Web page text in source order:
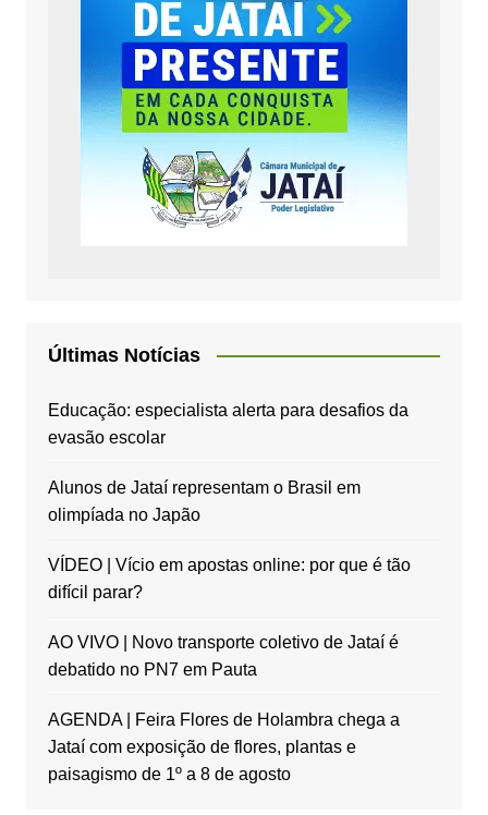
Últimas Notícias
Educação: especialista alerta para desafios da
evasão escolar
Alunos de Jataí representam o Brasil em
olimpíada no Japão
VÍDEO | Vício em apostas online: por que é tão
difícil parar?
AO VIVO | Novo transporte coletivo de Jataí é
debatido no PN7 em Pauta
AGENDA | Feira Flores de Holambra chega a
Jataí com exposição de flores, plantas e
paisagismo de 1º a 8 de agosto